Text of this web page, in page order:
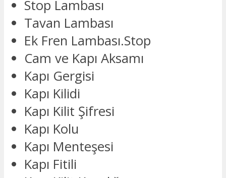
Stop Lambası
Tavan Lambası
Ek Fren Lambası.Stop
Cam ve Kapı Aksamı
Kapı Gergisi
Kapı Kilidi
Kapı Kilit Şifresi
Kapı Kolu
Kapı Menteşesi
Kapı Fitili